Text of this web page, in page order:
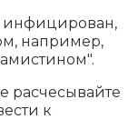
инфицирован,
например,
расчесывайте
к